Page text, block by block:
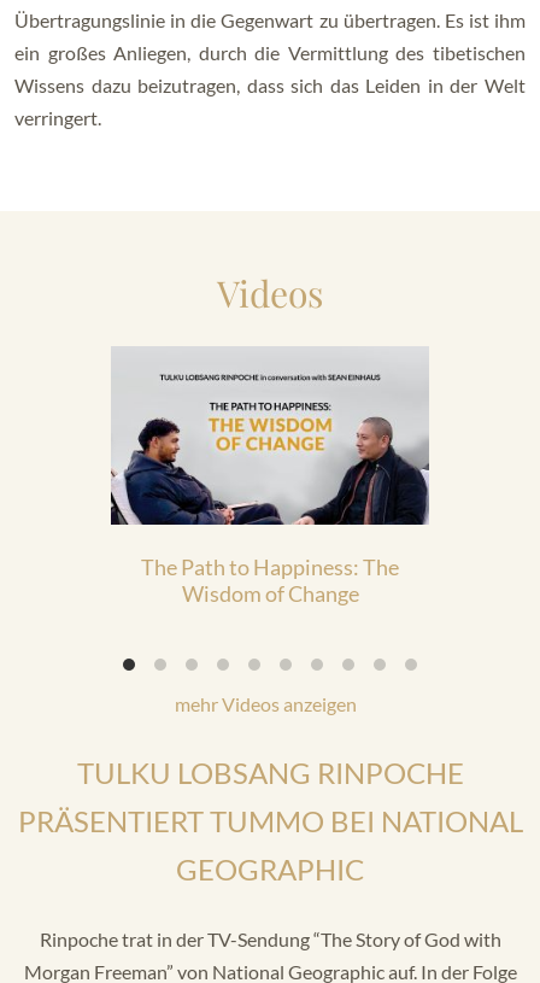
Übertragungslinie in die Gegenwart zu übertragen. Es ist ihm
ein großes Anliegen, durch die Vermittlung des tibetischen
Wissens dazu beizutragen, dass sich das Leiden in der Welt
verringert.
Videos
mehr Videos anzeigen
The Path to Happiness: The
Wisdom of Change
TULKU LOBSANG RINPOCHE
PRÄSENTIERT TUMMO BEI NATIONAL
GEOGRAPHIC
Rinpoche trat in der TV-Sendung “The Story of God with
Morgan Freeman” von National Geographic auf. In der Folge